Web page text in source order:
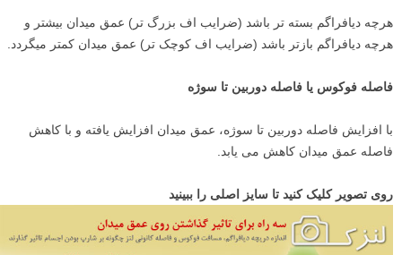
هرچه دیافراگم بسته تر باشد (ضرایب اف بزرگ تر) عمق میدان بیشتر و
هرچه دیافراگم بازتر باشد (ضرایب اف کوچک تر) عمق میدان کمتر میگردد.
فاصله فوکوس یا فاصله دوربین تا سوژه
با افزایش فاصله دوربین تا سوژه، عمق میدان افزایش یافته و با کاهش
فاصله عمق میدان کاهش می یابد.
روی تصویر کلیک کنید تا سایز اصلی را ببینید